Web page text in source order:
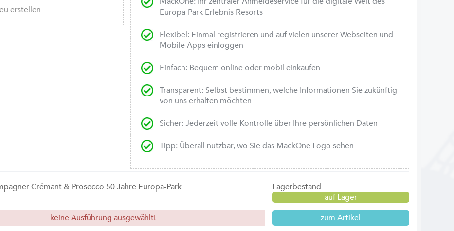
Europa-Park Erlebnis-Resorts
Flexibel: Einmal registrieren und auf vielen unserer Webseiten und
Mobile Apps einloggen
Einfach: Bequem online oder mobil einkaufen
Transparent: Selbst bestimmen, welche Informationen Sie zukünftig
von uns erhalten möchten
Sicher: Jederzeit volle Kontrolle über Ihre persönlichen Daten
Tipp: Überall nutzbar, wo Sie das MackOne Logo sehen
Crémant & Prosecco 50 Jahre Europa-Park
keine Ausführung ausgewählt!
Lagerbestand
auf Lager
zum Artikel